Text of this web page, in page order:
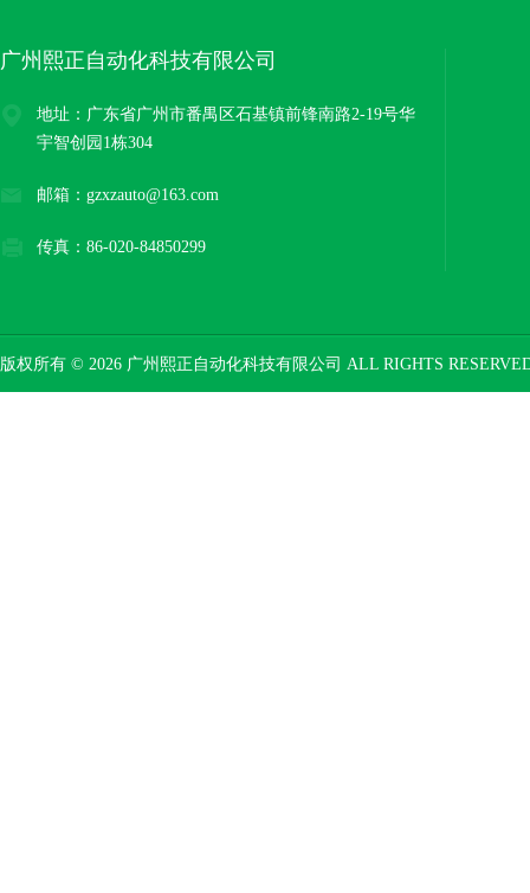
广州熙正自动化科技有限公司
地址：广东省广州市番禺区石基镇前锋南路2-19号华
宇智创园1栋304
邮箱：gzxzauto@163.com
传真：86-020-84850299
版权所有 © 2026 广州熙正自动化科技有限公司 ALL RIGHTS